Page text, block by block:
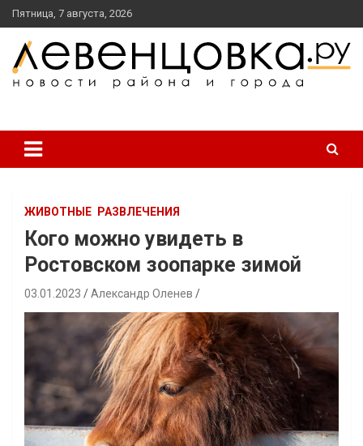
перейти
к
содержанию
Пятница, 7 августа, 2026
ЖИВОТНЫЕ РАЗВЛЕЧЕНИЯ
Кого можно увидеть в
Ростовском зоопарке зимой
03.01.2023 Александр Оленев